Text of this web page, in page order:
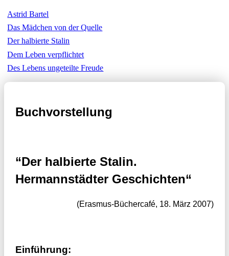
Astrid Bartel
Das Mädchen von der Quelle
Der halbierte Stalin
Dem Leben verpflichtet
Des Lebens ungeteilte Freude
Buchvorstellung
“Der halbierte Stalin.
Hermannstädter Geschichten“
(Erasmus-Büchercafé, 18. März 2007)
Einführung: